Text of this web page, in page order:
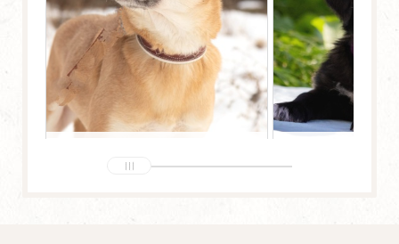
Возраст:5 лет Пол: